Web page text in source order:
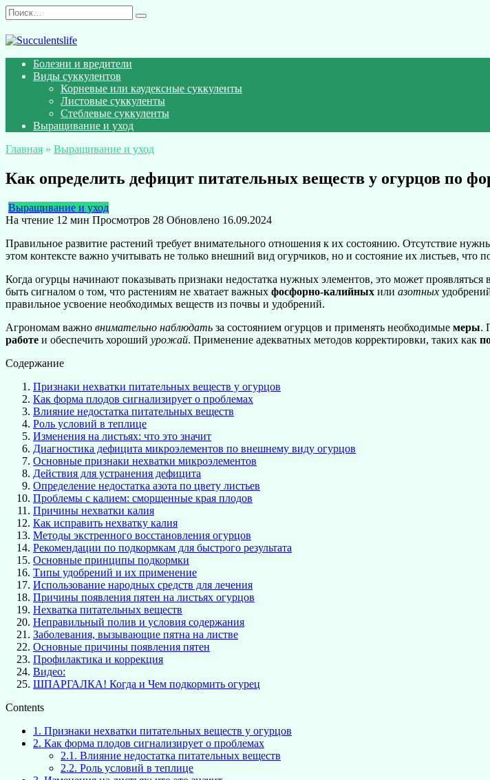
Перейти
к
содержанию
Search
for:
Болезни и вредители
Виды суккулентов
Корневые или каудексные суккуленты
Листовые суккуленты
Стеблевые суккуленты
Выращивание и уход
Главная » Выращивание и уход
Как определить дефицит питательных веществ у огурцов по
Выращивание и уход
На чтение 12 мин Просмотров 28 Обновлено 16.09.2024
Правильное развитие растений требует внимательного отношения к их состоянию. Отсутствие
этом контексте важно учитывать не только внешний вид огурчиков, но и состояние их листьев,
Когда огурцы начинают показывать признаки недостатка нужных элементов, это может проявляться
быть сигналом о том, что растениям не хватает важных фосфорно-калийных или азотных
правильное усвоение необходимых веществ из почвы и удобрений.
Агрономам важно внимательно наблюдать за состоянием огурцов и применять необходимые меры.
работе и обеспечить хороший урожай. Применение адекватных методов корректировки, таких как
Содержание
Признаки нехватки питательных веществ у огурцов
Как форма плодов сигнализирует о проблемах
Влияние недостатка питательных веществ
Роль условий в теплице
Изменения на листьях: что это значит
Диагностика дефицита микроэлементов по внешнему виду огурцов
Основные признаки нехватки микроэлементов
Действия для устранения дефицита
Определение недостатка азота по цвету листьев
Проблемы с калием: сморщенные края плодов
Причины нехватки калия
Как исправить нехватку калия
Методы экстренного восстановления огурцов
Рекомендации по подкормкам для быстрого результата
Основные принципы подкормки
Типы удобрений и их применение
Использование народных средств для лечения
Причины появления пятен на листьях огурцов
Нехватка питательных веществ
Неправильный полив и условия содержания
Заболевания, вызывающие пятна на листве
Основные причины появления пятен
Профилактика и коррекция
Видео:
ШПАРГАЛКА! Когда и Чем подкормить огурец
Contents
1. Признаки нехватки питательных веществ у огурцов
2. Как форма плодов сигнализирует о проблемах
2.1. Влияние недостатка питательных веществ
2.2. Роль условий в теплице